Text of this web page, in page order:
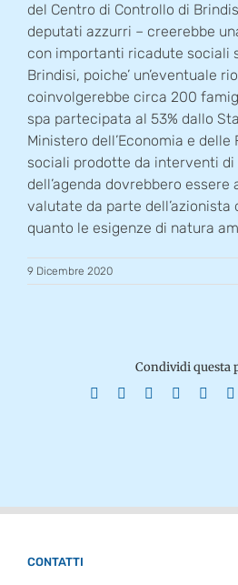
del Centro di Controllo di
deputati azzurri – creerebbe
con importanti ricadute sociali
Brindisi, poiche’ un’eventuale
coinvolgerebbe circa 200
spa partecipata al 53% dallo
Ministero dell’Economia e
sociali prodotte da interventi di
dell’agenda dovrebbero essere
valutate da parte dell’azionista
quanto le esigenze di natura
9 Dicembre 2020
Condividi questa
Facebook Reddit LinkedIn
CONTATTI